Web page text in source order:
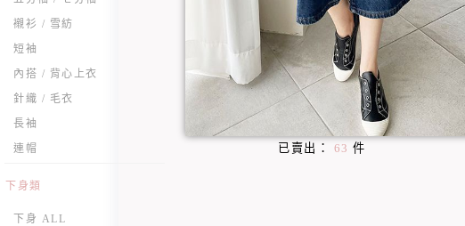
襯衫 / 雪紡
短袖
內搭 / 背心上衣
針織 / 毛衣
長袖
連帽
下身類
下身 ALL
已賣出： 63 件